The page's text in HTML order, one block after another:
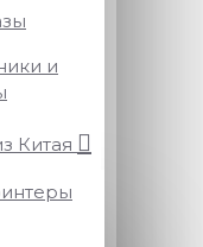
и
Китая